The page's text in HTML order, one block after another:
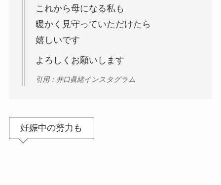
これから母になる私も
暖かく見守っていただけたら
嬉しいです
よろしくお願いします
引用：井口眞緒インスタグラム
妊娠中の努力も